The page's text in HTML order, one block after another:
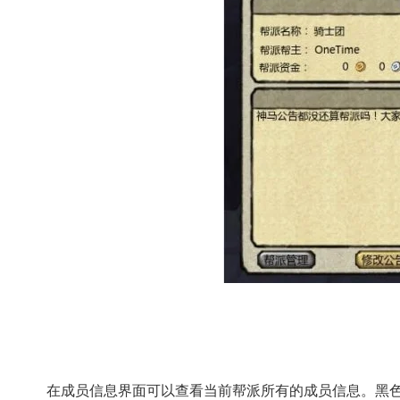
在成员信息界面可以查看当前帮派所有的成员信息。黑